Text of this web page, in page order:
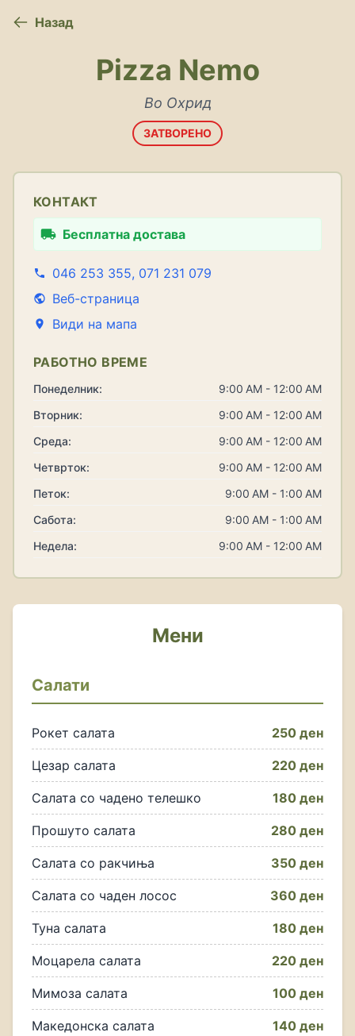
Назад
Pizza Nemo
Во Охрид
ЗАТВОРЕНО
КОНТАКТ
Бесплатна достава
046 253 355, 071 231 079
Веб-страница
Види на мапа
РАБОТНО ВРЕМЕ
Понеделник:
9:00 AM - 12:00 AM
Вторник:
9:00 AM - 12:00 AM
Среда:
9:00 AM - 12:00 AM
Четврток:
9:00 AM - 12:00 AM
Петок:
9:00 AM - 1:00 AM
Сабота:
9:00 AM - 1:00 AM
Недела:
9:00 AM - 12:00 AM
Мени
Салати
Рокет салата 250 ден
Цезар салата 220 ден
Салата со чадено телешко 180 ден
Прошуто салата 280 ден
Салата со ракчиња 350 ден
Салата со чаден лосос 360 ден
Туна салата 180 ден
Моцарела салата 220 ден
Мимоза салата 100 ден
Македонска салата 140 ден